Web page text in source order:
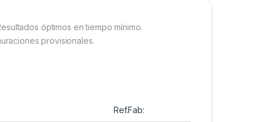
óptimos en tiempo mínimo.
provisionales.
Ref.Fab: